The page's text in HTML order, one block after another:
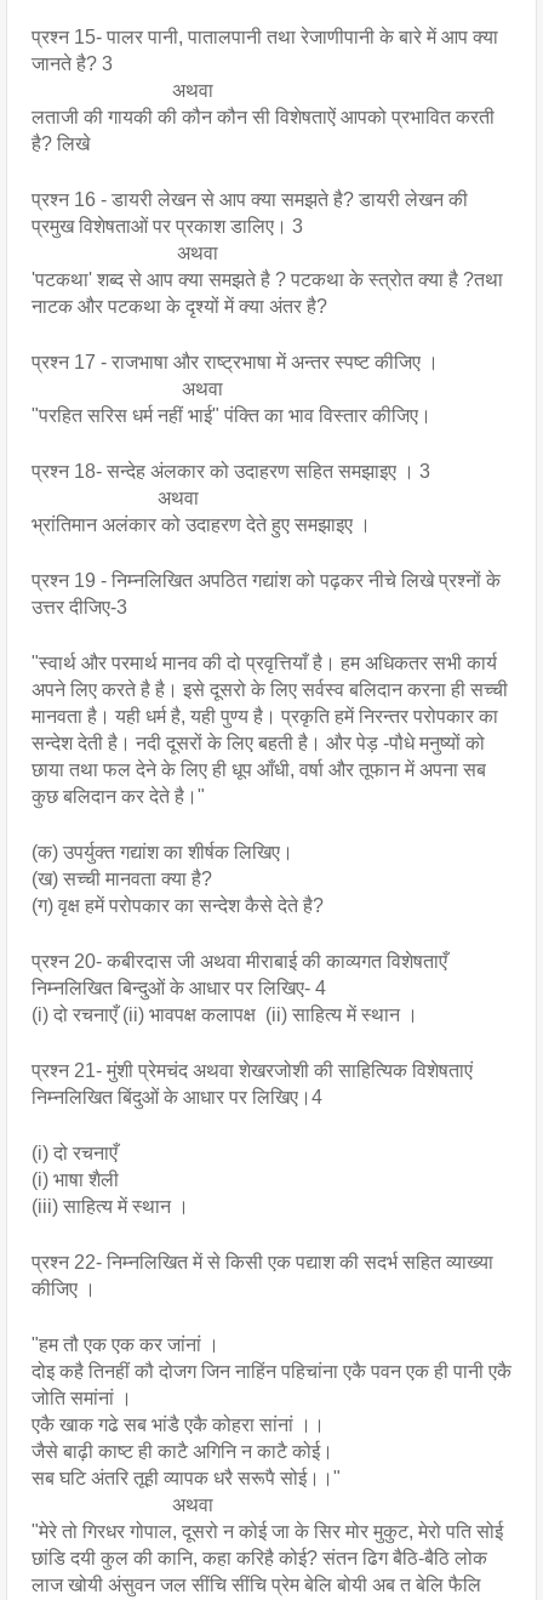
प्रश्न 15- पालर पानी, पातालपानी तथा रेजाणीपानी के बारे में आप क्या
जानते है? 3
                             अथवा
लताजी की गायकी की कौन कौन सी विशेषताऐं आपको प्रभावित करती
है? लिखे
प्रश्न 16 - डायरी लेखन से आप क्या समझते है? डायरी लेखन की
प्रमुख विशेषताओं पर प्रकाश डालिए। 3
                              अथवा
'पटकथा' शब्द से आप क्या समझते है ? पटकथा के स्त्रोत क्या है ?तथा
नाटक और पटकथा के दृश्यों में क्या अंतर है?
प्रश्न 17 - राजभाषा और राष्ट्रभाषा में अन्तर स्पष्ट कीजिए ।
                               अथवा
"परहित सरिस धर्म नहीं भाई" पंक्ति का भाव विस्तार कीजिए।
प्रश्न 18- सन्देह अंलकार को उदाहरण सहित समझाइए । 3
                          अथवा
भ्रांतिमान अलंकार को उदाहरण देते हुए समझाइए ।
प्रश्न 19 - निम्नलिखित अपठित गद्यांश को पढ़कर नीचे लिखे प्रश्नों के
उत्तर दीजिए-3
"स्वार्थ और परमार्थ मानव की दो प्रवृत्तियाँ है। हम अधिकतर सभी कार्य
अपने लिए करते है है। इसे दूसरो के लिए सर्वस्व बलिदान करना ही सच्ची
मानवता है। यही धर्म है, यही पुण्य है। प्रकृति हमें निरन्तर परोपकार का
सन्देश देती है। नदी दूसरों के लिए बहती है। और पेड़ -पौधे मनुष्यों को
छाया तथा फल देने के लिए ही धूप आँधी, वर्षा और तूफान में अपना सब
कुछ बलिदान कर देते है।"
(क) उपर्युक्त गद्यांश का शीर्षक लिखिए।
(ख) सच्ची मानवता क्या है?
(ग) वृक्ष हमें परोपकार का सन्देश कैसे देते है?
प्रश्न 20- कबीरदास जी अथवा मीराबाई की काव्यगत विशेषताएँ
निम्नलिखित बिन्दुओं के आधार पर लिखिए- 4
(i) दो रचनाएँ (ii) भावपक्ष कलापक्ष  (ii) साहित्य में स्थान ।
प्रश्न 21- मुंशी प्रेमचंद अथवा शेखरजोशी की साहित्यिक विशेषताएं
निम्नलिखित बिंदुओं के आधार पर लिखिए।4
(i) दो रचनाएँ
(i) भाषा शैली
(iii) साहित्य में स्थान ।
प्रश्न 22- निम्नलिखित में से किसी एक पद्याश की सदर्भ सहित व्याख्या
कीजिए ।
"हम तौ एक एक कर जांनां ।
दोइ कहै तिनहीं कौ दोजग जिन नाहिंन पहिचांना एकै पवन एक ही पानी एकै
जोति समांनां ।
एकै खाक गढे सब भांडै एकै कोहरा सांनां ।।
जैसे बाढ़ी काष्ट ही काटै अगिनि न काटै कोई।
सब घटि अंतरि तूही व्यापक धरै सरूपै सोई।।"
                             अथवा
"मेरे तो गिरधर गोपाल, दूसरो न कोई जा के सिर मोर मुकुट, मेरो पति सोई
छांडि दयी कुल की कानि, कहा करिहै कोई? संतन ढिग बैठि-बैठि लोक
लाज खोयी अंसुवन जल सींचि सींचि प्रेम बेलि बोयी अब त बेलि फैलि